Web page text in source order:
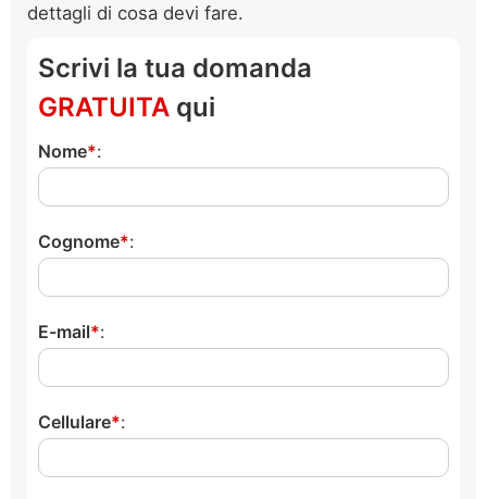
dettagli di cosa devi fare.
Scrivi la tua domanda
GRATUITA qui
Nome :
Cognome :
E-mail :
Cellulare :